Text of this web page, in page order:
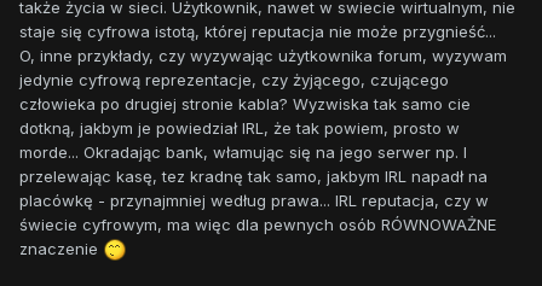
także życia w sieci. Użytkownik, nawet w swiecie wirtualnym, nie
staje się cyfrowa istotą, której reputacja nie może przygnieść...
O, inne przykłady, czy wyzywając użytkownika forum, wyzywam
jedynie cyfrową reprezentacje, czy żyjącego, czującego
człowieka po drugiej stronie kabla? Wyzwiska tak samo cie
dotkną, jakbym je powiedział IRL, że tak powiem, prosto w
morde... Okradając bank, włamując się na jego serwer np. I
przelewając kasę, tez kradnę tak samo, jakbym IRL napadł na
placówkę - przynajmniej według prawa... IRL reputacja, czy w
świecie cyfrowym, ma więc dla pewnych osób RÓWNOWAŻNE
znaczenie